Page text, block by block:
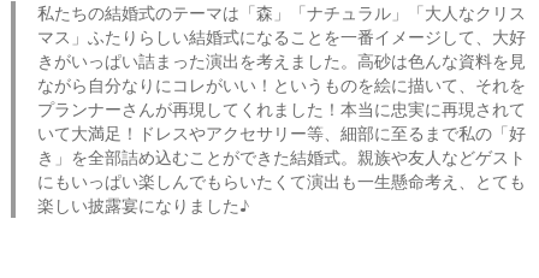
私たちの結婚式のテーマは「森」「ナチュラル」「大人なクリス
マス」ふたりらしい結婚式になることを一番イメージして、大好
きがいっぱい詰まった演出を考えました。高砂は色んな資料を見
ながら自分なりにコレがいい！というものを絵に描いて、それを
プランナーさんが再現してくれました！本当に忠実に再現されて
いて大満足！ドレスやアクセサリー等、細部に至るまで私の「好
き」を全部詰め込むことができた結婚式。親族や友人などゲスト
にもいっぱい楽しんでもらいたくて演出も一生懸命考え、とても
楽しい披露宴になりました♪